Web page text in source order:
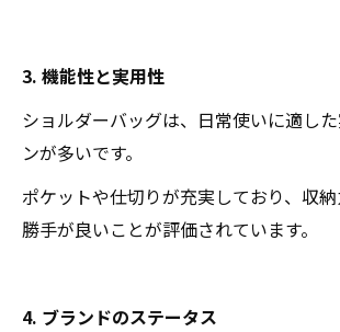
3. 機能性と実用性
ショルダーバッグは、日常使いに適し
ンが多いです。
ポケットや仕切りが充実しており、収
勝手が良いことが評価されています。
4. ブランドのステータス